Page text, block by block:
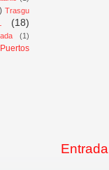
Trasgu
(18)
(1)